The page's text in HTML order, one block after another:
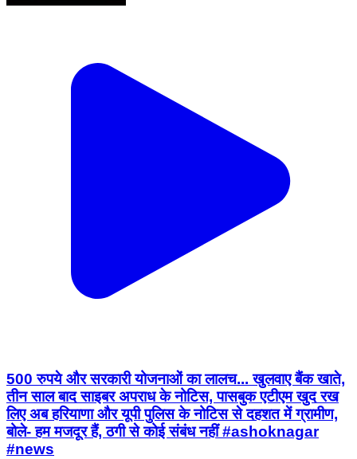
500 रुपये और सरकारी योजनाओं का लालच... खुलवाए बैंक खाते,
तीन साल बाद साइबर अपराध के नोटिस, पासबुक एटीएम खुद रख
लिए अब हरियाणा और यूपी पुलिस के नोटिस से दहशत में ग्रामीण,
बोले- हम मजदूर हैं, ठगी से कोई संबंध नहीं #ashoknagar
#news